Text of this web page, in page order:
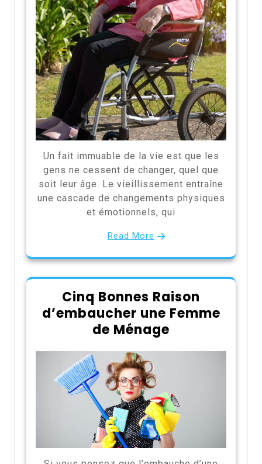
Un fait immuable de la vie est que les
gens ne cessent de changer, quel que
soit leur âge. Le vieillissement entraîne
une cascade de changements physiques
et émotionnels, qui
Read More
Cinq Bonnes Raison
d’embaucher une Femme
de Ménage